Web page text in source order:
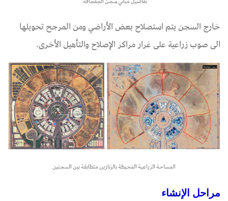
خارج السجن يتم استصلاح بعض الأراضي ومن المرجح تحويلها
الى صوب زراعية على غرار مراكز الإصلاح والتأهيل الأخرى.
​​​​​​​المساحة الزراعية المحيطة بالزنازين متطابقة بين السجنين
​​​​​​​مراحل الإنشاء